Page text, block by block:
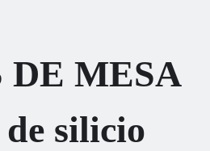
DE MESA
silicio